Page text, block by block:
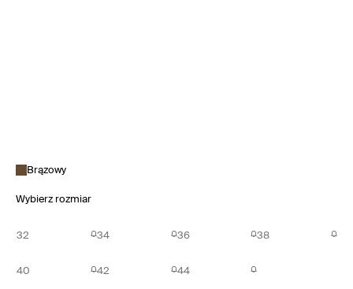
Brązowy
Wybierz rozmiar
32 34 36 38
40 42 44